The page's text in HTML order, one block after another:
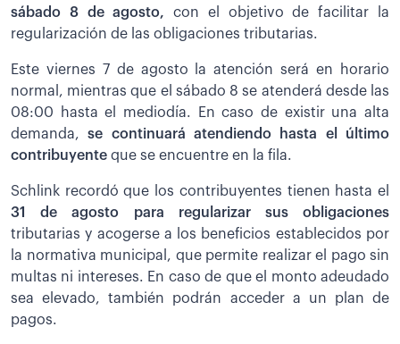
sábado 8 de agosto,con el objetivo de facilitar la
regularización de las obligaciones tributarias.
Este viernes 7 de agosto la atención será en horario
normal, mientras que el sábado 8 se atenderá desde las
08:00 hasta el mediodía. En caso de existir una alta
demanda, se continuará atendiendo hasta el último
contribuyente que se encuentre en la fila.
Schlink recordó que los contribuyentes tienen hasta el
31 de agosto para regularizar sus obligaciones
tributarias y acogerse a los beneficios establecidos por
la normativa municipal, que permite realizar el pago sin
multas ni intereses. En caso de que el monto adeudado
sea elevado, también podrán acceder a un plan de
pagos.